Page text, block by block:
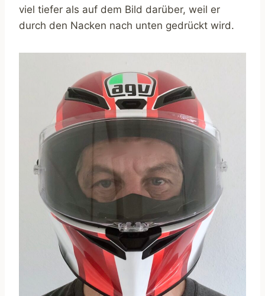
viel tiefer als auf dem Bild darüber, weil er
durch den Nacken nach unten gedrückt wird.